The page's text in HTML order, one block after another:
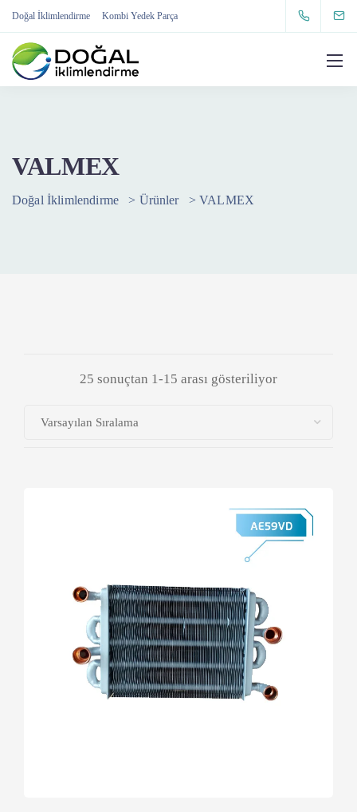
Doğal İklimlendirme Kombi Yedek Parça
VALMEX
Doğal İklimlendirme > Ürünler >VALMEX
25 sonuçtan 1-15 arası gösteriliyor